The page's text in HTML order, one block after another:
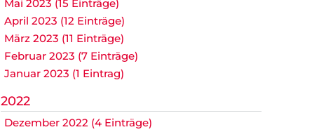
Mai 2023 (15 Einträge)
April 2023 (12 Einträge)
März 2023 (11 Einträge)
Februar 2023 (7 Einträge)
Januar 2023 (1 Eintrag)
2022
Dezember 2022 (4 Einträge)